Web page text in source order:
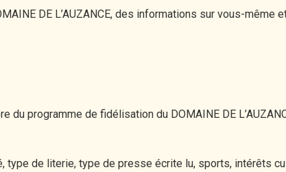
DE L’AUZANCE, des informations sur vous-même
programme de fidélisation du DOMAINE DE
type de literie, type de presse écrite lu, sports, intérêts